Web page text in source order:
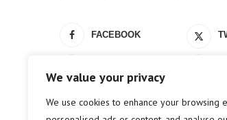
We value your privacy
We use cookies to enhance your browsing
FACEBOOK